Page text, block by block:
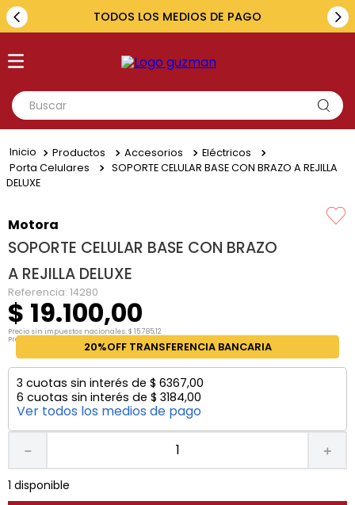
TODOS LOS MEDIOS DE PAGO
Buscar
1.
toyota
3.
amarok
4.
fiat
5
chevrolet
Productos Accesorios
Eléctricos
Porta Celulares
SOPORTE CELULAR BASE CON BRAZO A REJILLA
DELUXE
Motora
SOPORTE CELULAR BASE CON BRAZO
A REJILLA DELUXE
Referencia: 14280
$ 19.100,00
Precio sin impuestos nacionales:$ 15.785,12
Precio por unidad:
20%OFF TRANSFERENCIA BANCARIA
3 cuotas sin interés de $ 6367,00
6 cuotas sin interés de $ 3184,00
Ver todos los medios de pago
＋
－
1 disponible